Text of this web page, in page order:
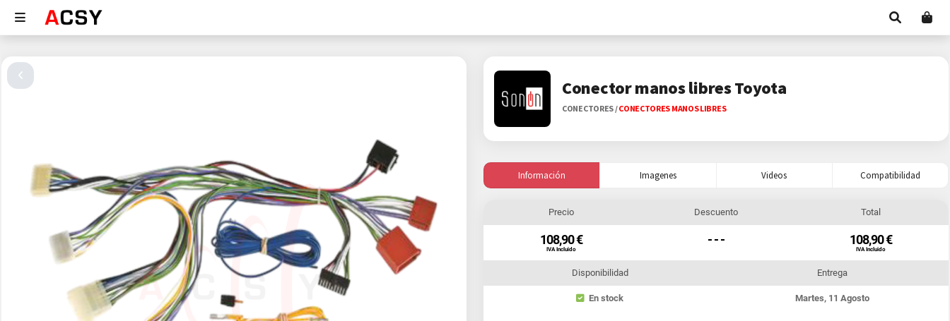
Conector manos libres Toyota
CONECTORES/CONECTORES MANOS LIBRES
Información Imagenes Videos Compatibilidad
Precio
108,90 €
IVA Incluido
Descuento
- - -
Total
108,90 €
IVA Incluido
Disponibilidad
En stock
Entrega
Martes, 11 Agosto